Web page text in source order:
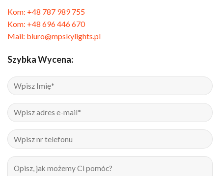
Kom: +48 787 989 755
Kom: +48 696 446 670
Mail: biuro@mpskylights.pl
Szybka Wycena: